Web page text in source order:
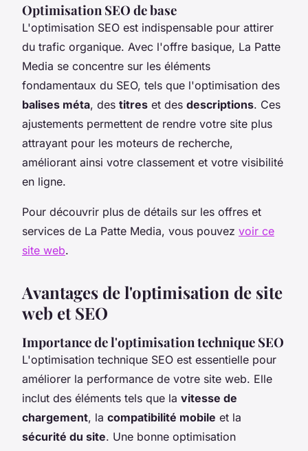
Optimisation SEO de base
L'optimisation SEO est indispensable pour attirer
du trafic organique. Avec l'offre basique, La Patte
Media se concentre sur les éléments
fondamentaux du SEO, tels que l'optimisation des
balises méta, des titres et des descriptions. Ces
ajustements permettent de rendre votre site plus
attrayant pour les moteurs de recherche,
améliorant ainsi votre classement et votre visibilité
en ligne.
Pour découvrir plus de détails sur les offres et
services de La Patte Media, vous pouvez voir ce
site web.
Avantages de l'optimisation de site
web et SEO
Importance de l'optimisation technique SEO
L'optimisation technique SEO est essentielle pour
améliorer la performance de votre site web. Elle
inclut des éléments tels que la vitesse de
chargement, la compatibilité mobile et la
sécurité du site. Une bonne optimisation